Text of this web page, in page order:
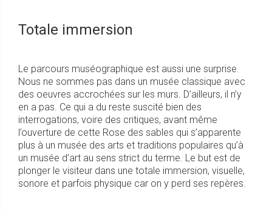
Totale immersion
Le parcours muséographique est aussi une surprise.
Nous ne sommes pas dans un musée classique avec
des oeuvres accrochées sur les murs. D’ailleurs, il n’y
en a pas. Ce qui a du reste suscité bien des
interrogations, voire des critiques, avant même
l’ouverture de cette Rose des sables qui s’apparente
plus à un musée des arts et traditions populaires qu’à
un musée d’art au sens strict du terme. Le but est de
plonger le visiteur dans une totale immersion, visuelle,
sonore et parfois physique car on y perd ses repères.